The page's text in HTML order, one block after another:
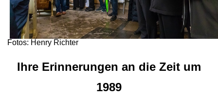
Fotos: Henry Richter
Ihre Erinnerungen an die Zeit um
1989